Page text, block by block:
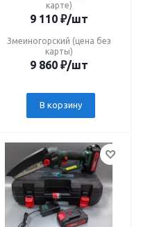
карте)
9 110₽/шт
Змеиногорский (цена без
карты)
9 860₽/шт
В корзину